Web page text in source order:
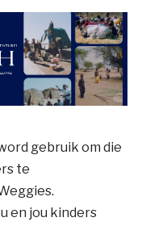
gebruik om die
te
en jou kinders